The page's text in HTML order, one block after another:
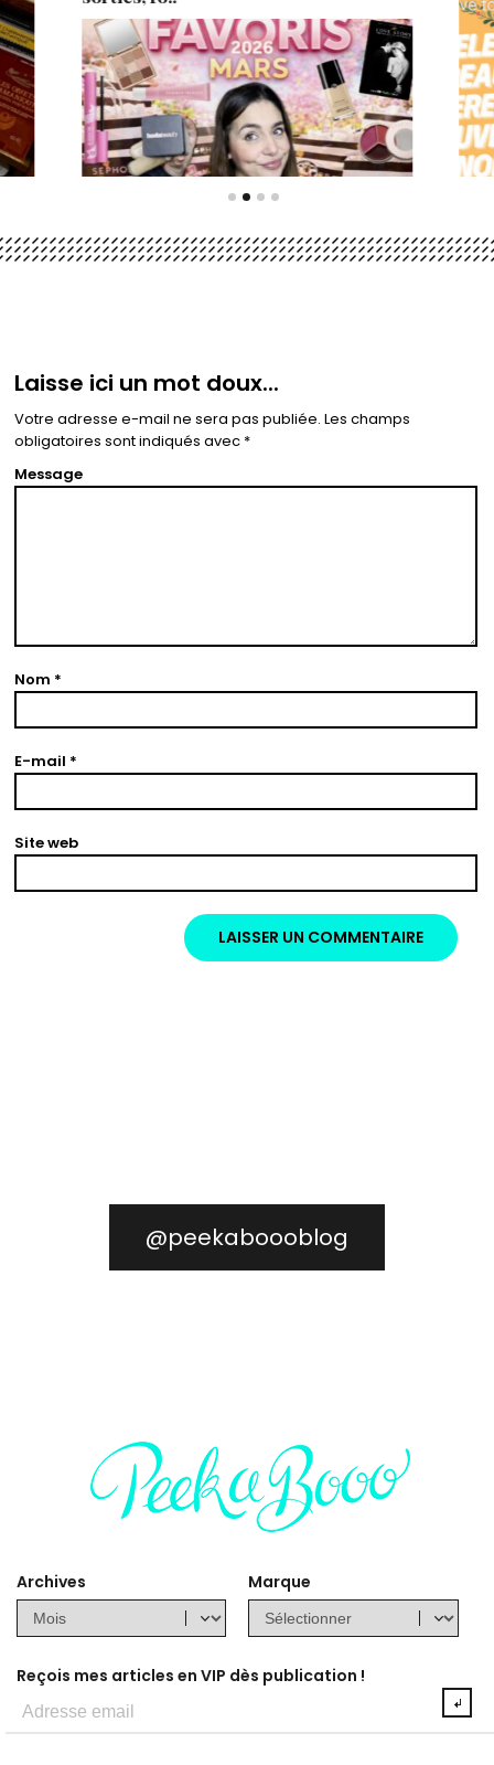
Laisse ici un mot doux...
Votre adresse e-mail ne sera pas publiée. Les champs
obligatoires sont indiqués avec *
Message
Nom *
E-mail *
Site web
@peekaboooblog
Archives Marque
Reçois mes articles en VIP dès publication !